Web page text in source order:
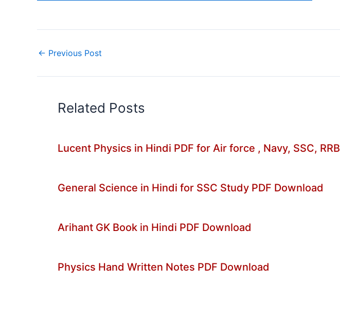
← Previous Post
Related Posts
Lucent Physics in Hindi PDF for Air force , Navy, SSC, RRB
General Science in Hindi for SSC Study PDF Download
Arihant GK Book in Hindi PDF Download
Physics Hand Written Notes PDF Download